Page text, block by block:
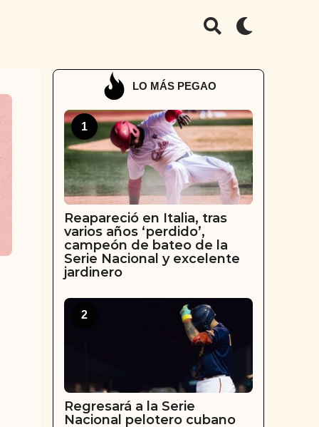
LO MÁS PEGAO
1
Reapareció en Italia, tras
varios años ‘perdido’,
campeón de bateo de la
Serie Nacional y excelente
jardinero
2
Regresará a la Serie
Nacional pelotero cubano